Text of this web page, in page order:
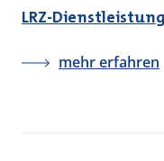
LRZ-
mehr erfahren